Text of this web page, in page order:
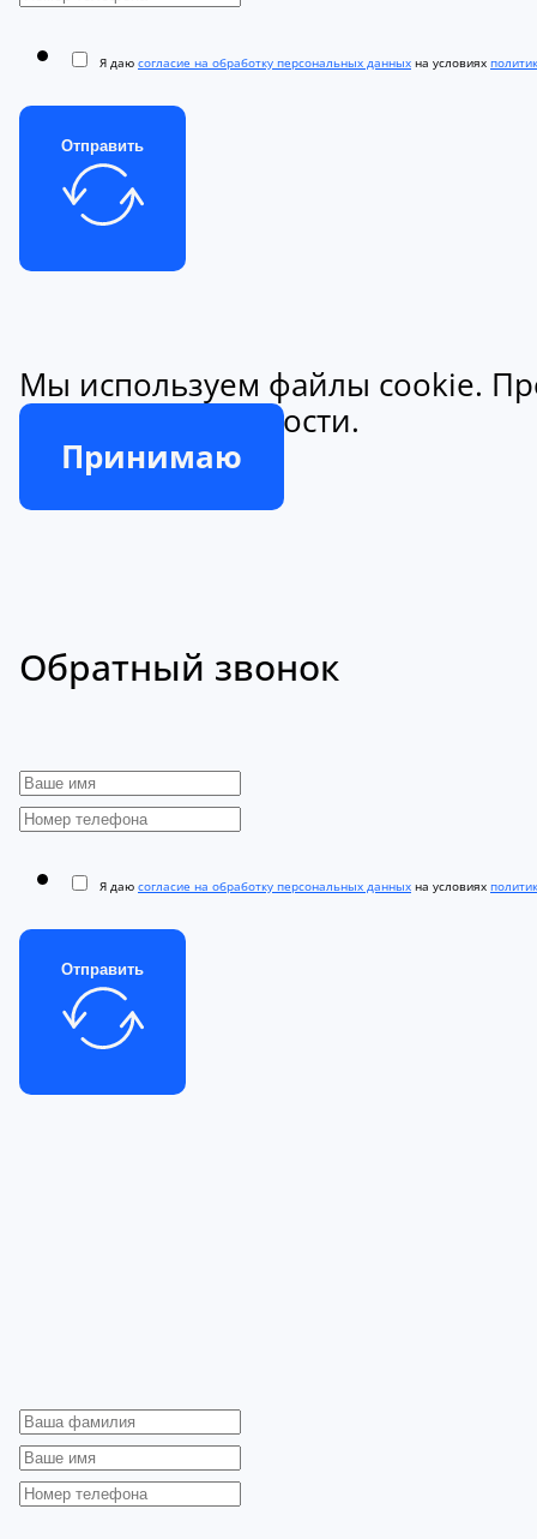
Я даю согласие на обработку персональных данных на условиях
Отправить
Мы используем файлы cookie.
конфиденциальности.
Принимаю
Обратный звонок
Я даю согласие на обработку персональных данных на условиях
Отправить